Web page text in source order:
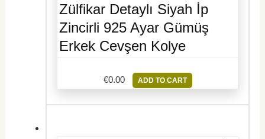
Zülfikar Detaylı Siyah İp
Zincirli 925 Ayar Gümüş
Erkek Cevşen Kolye
€0.00 ADD TO CART